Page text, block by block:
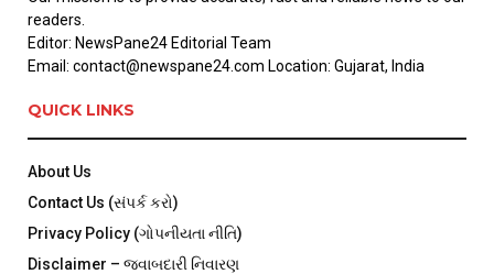
readers.
Editor: NewsPane24 Editorial Team
Email: contact@newspane24.com Location: Gujarat, India
QUICK LINKS
About Us
Contact Us (સંપર્ક કરો)
Privacy Policy (ગોપનીયતા નીતિ)
Disclaimer – જવાબદારી નિવારણ